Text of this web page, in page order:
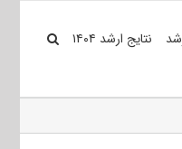
نتایج ارشد ۱۴۰۴